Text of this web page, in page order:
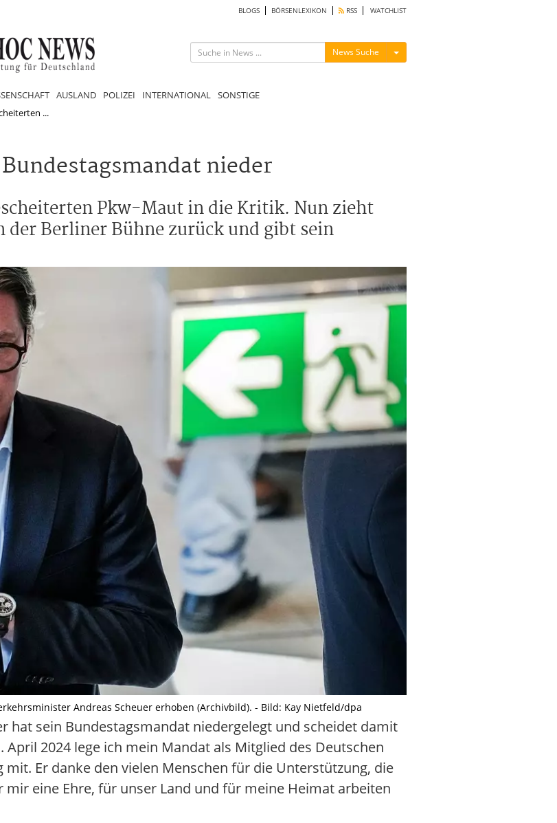
BLOGS BÖRSENLEXIKON RSS WATCHLIST
News Suche Menü ein-/ausblenden
AUSLAND POLIZEI INTERNATIONAL SONSTIGE
...
nieder
Pkw-Maut in die Kritik. Nun zieht
Berliner Bühne zurück und gibt sein
Andreas Scheuer erhoben (Archivbild). - Bild: Kay Nietfeld/dpa
hat sein Bundestagsmandat niedergelegt und scheidet damit
2024 lege ich mein Mandat als Mitglied des Deutschen
Er danke den vielen Menschen für die Unterstützung, die
mir eine Ehre, für unser Land und für meine Heimat arbeiten